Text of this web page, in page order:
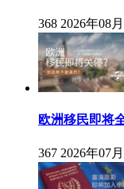
368 2026年08
欧洲移民即将
367 2026年07